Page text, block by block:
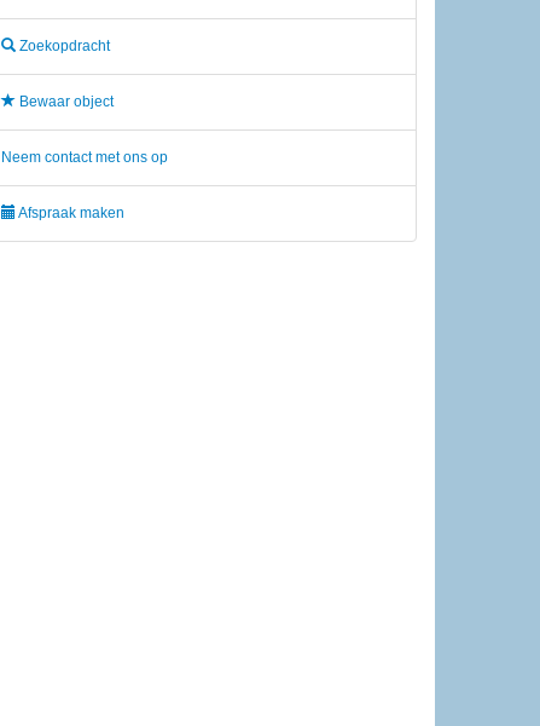
Zoekopdracht
Bewaar object
Neem contact met ons op
Afspraak maken